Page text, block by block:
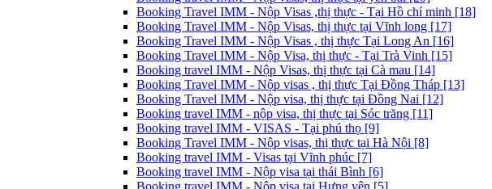
Booking Travel IMM - Nộp Visas ,thị thực - Tại Hồ chí minh [18]
Booking Travel IMM - Nộp Visas, thị thực tại Vĩnh long [17]
Booking Travel IMM - Nộp Visas , thị thực Tại Long An [16]
Booking Travel IMM - Nộp Visa, thị thực - Tại Trà Vinh [15]
Booking travel IMM - Nộp Visas, thị thực tại Cà mau [14]
Booking Travel IMM - Nộp visas , thị thực Tại Đồng Tháp [13]
Booking Travel IMM - Nộp visa, thị thực tại Đồng Nai [12]
Booking travel IMM - nộp visa, thị thực tại Sóc trăng [11]
Booking travel IMM - VISAS - Tại phú thọ [9]
Booking Travel IMM - Nộp visas, thị thực tại Hà Nội [8]
Booking travel IMM - Visas tại Vĩnh phúc [7]
Booking travel IMM - Nộp visa tại thái Bình [6]
Booking travel IMM - Nộp visa tại Hưng yên [5]